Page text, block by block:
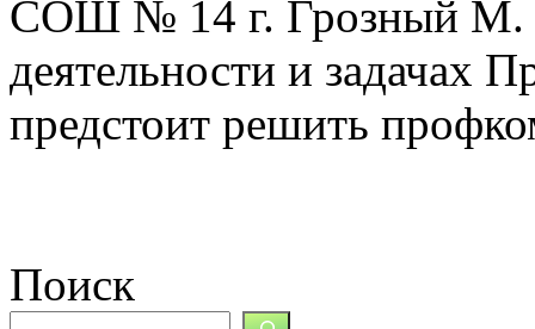
СОШ № 14 г. Грозный М.
деятельности и задачах
предстоит решить
Поиск